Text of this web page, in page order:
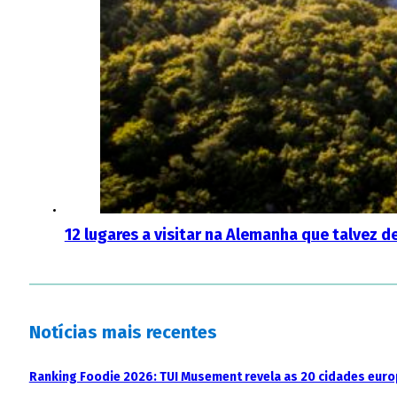
12 lugares a visitar na Alemanha que talvez
Notícias mais recentes
Ranking Foodie 2026: TUI Musement revela as 20 cidades